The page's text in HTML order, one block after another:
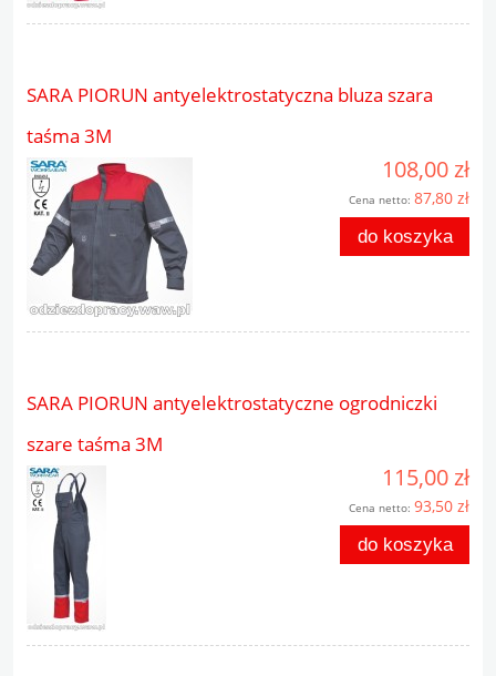
SARA PIORUN antyelektrostatyczna bluza szara
taśma 3M
108,00 zł
Cena netto: 87,80 zł
do koszyka
SARA PIORUN antyelektrostatyczne ogrodniczki
szare taśma 3M
115,00 zł
Cena netto: 93,50 zł
do koszyka